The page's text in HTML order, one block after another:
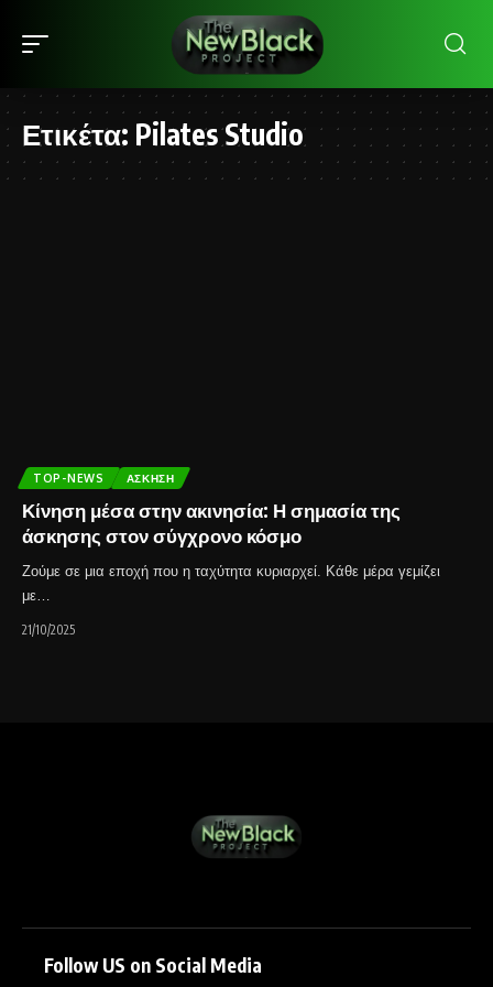
Ετικέτα: Pilates Studio
TOP-NEWS ΆΣΚΗΣΗ
Κίνηση μέσα στην ακινησία: Η σημασία της
άσκησης στον σύγχρονο κόσμο
Ζούμε σε μια εποχή που η ταχύτητα κυριαρχεί. Κάθε μέρα γεμίζει
με…
21/10/2025
Follow US on Social Media